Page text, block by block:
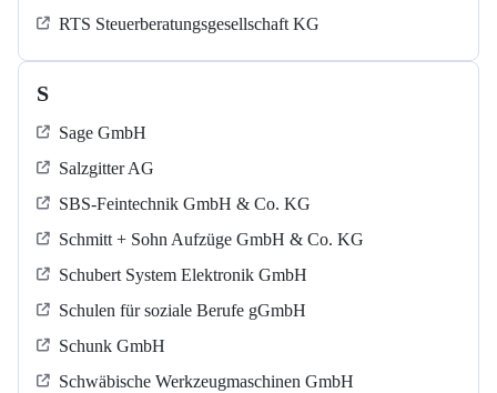
RTS Steuerberatungsgesellschaft KG
S
Sage GmbH
Salzgitter AG
SBS-Feintechnik GmbH & Co. KG
Schmitt + Sohn Aufzüge GmbH & Co. KG
Schubert System Elektronik GmbH
Schulen für soziale Berufe gGmbH
Schunk GmbH
Schwäbische Werkzeugmaschinen GmbH